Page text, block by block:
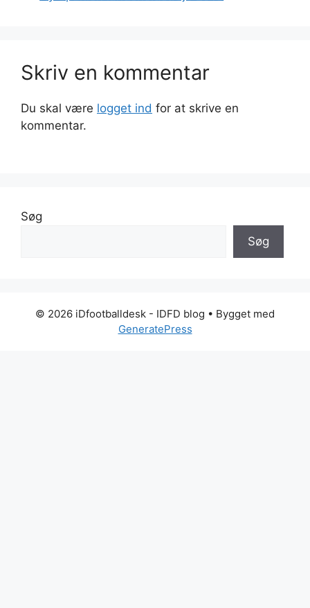
Skriv en kommentar
Du skal være logget ind for at skrive en
kommentar.
Søg
Søg
© 2026 iDfootballdesk - IDFD blog • Bygget med
GeneratePress